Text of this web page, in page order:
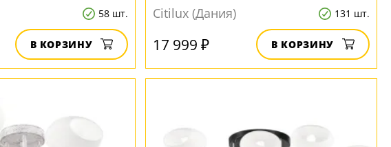
58 шт.
В КОРЗИНУ
Citilux (Дания)
131 шт.
17 999 ₽ В КОРЗИНУ